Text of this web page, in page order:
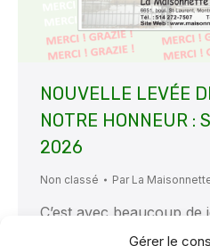
Gérer le
NOUVELLE LEVÉE
NOTRE HONNEUR :
2026
Non classé Par La
C’est avec beaucoup de
annonçons qu’une fois